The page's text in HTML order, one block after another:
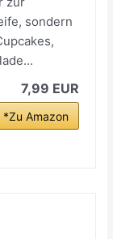
sondern
7,99 EUR
*Zu Amazon